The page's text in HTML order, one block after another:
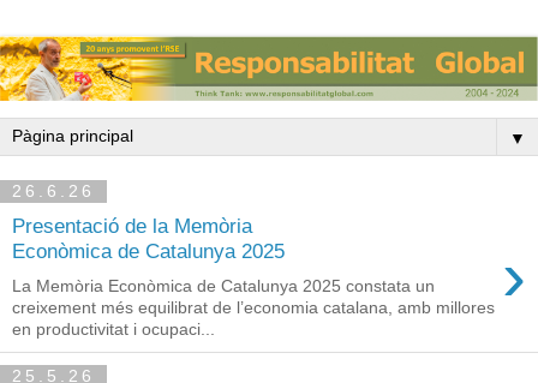
▼
26.6.26
Presentació de la Memòria
Econòmica de Catalunya 2025
›
La Memòria Econòmica de Catalunya 2025 constata un
creixement més equilibrat de l’economia catalana, amb millores
en productivitat i ocupaci...
25.5.26